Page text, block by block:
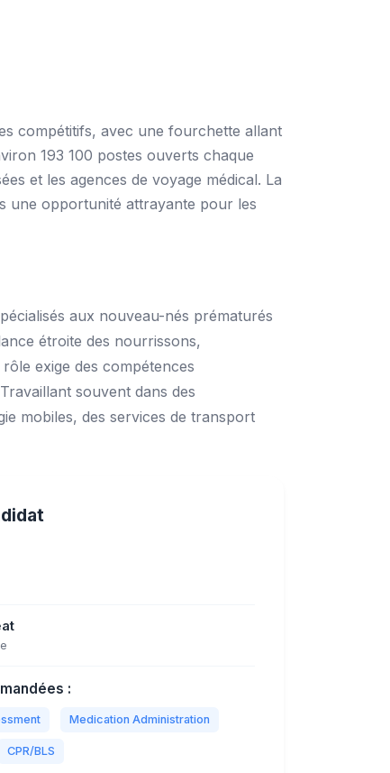
compétitifs, avec une fourchette allant
193 100 postes ouverts chaque
et les agences de voyage médical. La
une opportunité attrayante pour les
aux nouveau-nés prématurés
étroite des nourrissons,
exige des compétences
souvent dans des
mobiles, des services de transport
:
Medication Administration
CPR/BLS